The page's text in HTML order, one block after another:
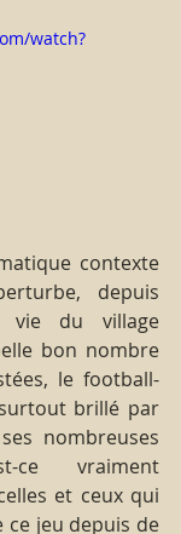
watch?
depuis
du village
bon nombre
le football-
brillé par
nombreuses
ce vraiment
et ceux qui
ce jeu depuis de